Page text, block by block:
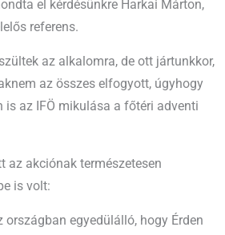
el kérdésünkre Harkai Márton,
referens.
az alkalomra, de ott jártunkkor,
az összes elfogyott, úgyhogy
is az IFÖ mikulása a főtéri adventi
az akciónak természetesen
is volt:
országban egyedülálló, hogy Érden